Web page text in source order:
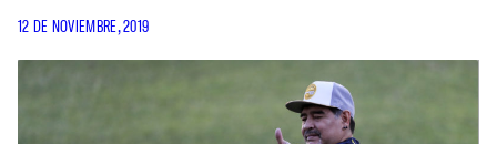
12 DE NOVIEMBRE, 2019